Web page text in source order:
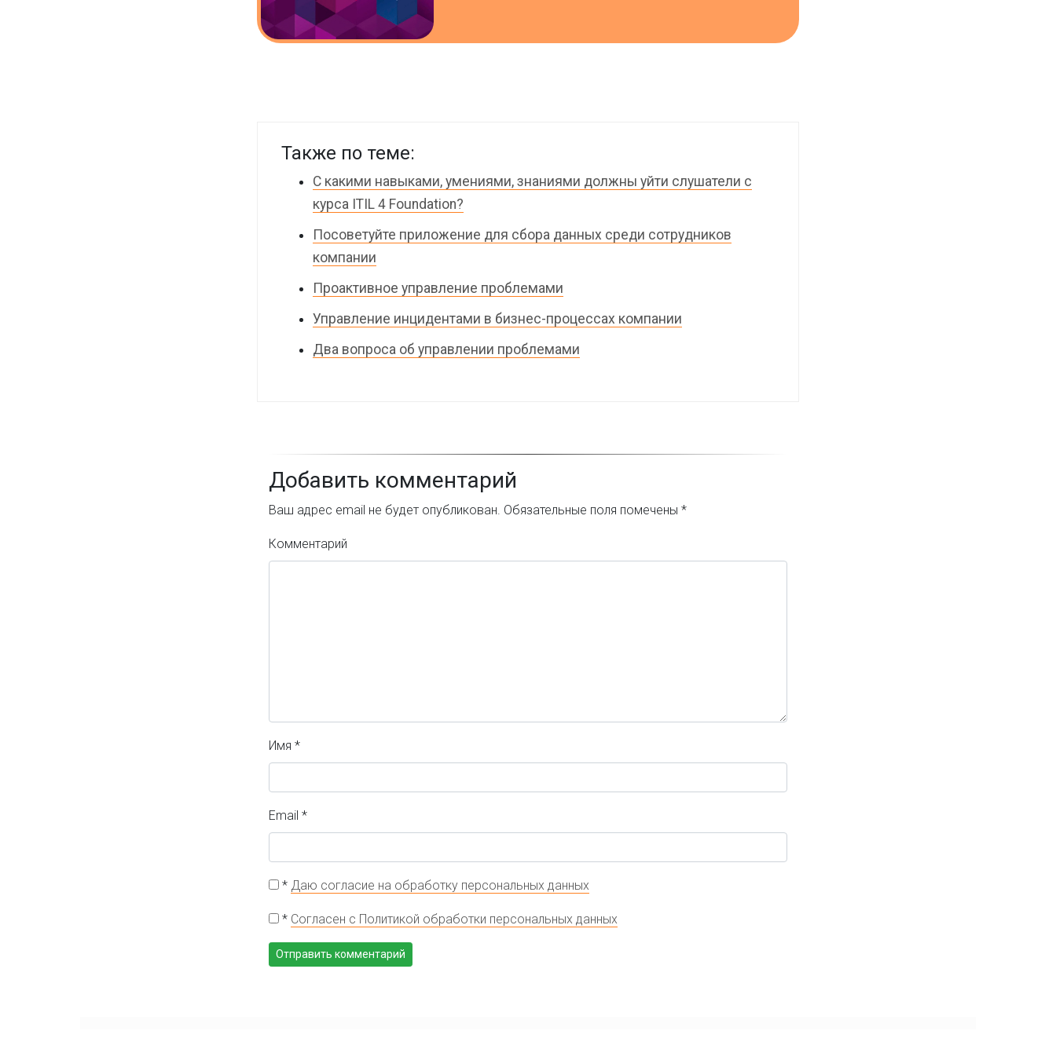
Также по теме:
С какими навыками, умениями, знаниями должны уйти слушатели с
курса ITIL 4 Foundation?
Посоветуйте приложение для сбора данных среди сотрудников
компании
Проактивное управление проблемами
Управление инцидентами в бизнес-процессах компании
Два вопроса об управлении проблемами
Добавить комментарий
Ваш адрес email не будет опубликован. Обязательные поля помечены *
Комментарий
Имя *
Email *
* Даю согласие на обработку персональных данных
* Согласен с Политикой обработки персональных данных